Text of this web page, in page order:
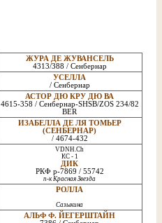
ЖУРА ДЕ ЖУВАНСЕЛЬ
4313/388 / Сенбернар
УСЕЛЛА
/ Сенбернар
АСТОР ДЮ КРУ ДЮ ВА
4615-358 / Сенбернар-SHSB/ZOS 234/82
BER
ИЗАБЕЛЛА ДЕ ЛЯ ТОМЬЕР
(СЕНБЕРНАР)
/ 4674-432
VDNH.Ch
КС - 1
ДИК
РКФ р-7869 / 55742
п-к Красная Звезда
РОЛЛА
Сазыкина
АЛЬФ Ф. ЙЕГЕРШТАЙН